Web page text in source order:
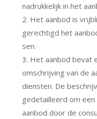
nadrukkelijk in het
2. Het aanbod is
gerechtigd het
sen.
3. Het aanbod bevat
omschrijving van de
diensten. De
gedetailleerd om
aanbod door de